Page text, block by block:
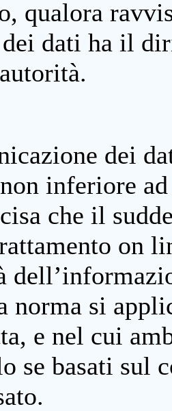
qualora
dati ha il
dei
inferiore
che il
on
norma si
e nel cui
se basati sul